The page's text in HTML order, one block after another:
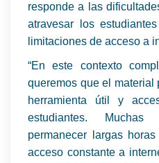
responde a las
atravesar los
limitaciones de acceso a
“En este contexto
queremos que el material
herramienta útil y
estudiantes.
permanecer largas
acceso constante a